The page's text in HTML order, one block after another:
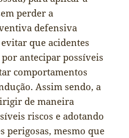
perder a
defensiva
que acidentes
antecipar possíveis
comportamentos
Assim sendo, a
de maneira
riscos e adotando
perigosas, mesmo que